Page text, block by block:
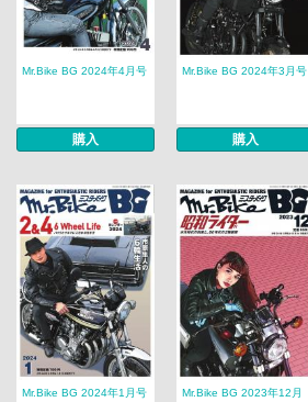
Mr.Bike BG 2024年4月号
購入
Mr.Bike BG 2024年3月号
購入
Mr.Bike BG 2024年1月号
Mr.Bike BG 2023年12月